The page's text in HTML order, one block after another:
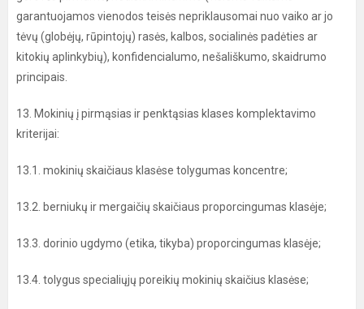
garantuojamos vienodos teisės nepriklausomai nuo vaiko ar jo
tėvų (globėjų, rūpintojų) rasės, kalbos, socialinės padėties ar
kitokių aplinkybių), konfidencialumo, nešališkumo, skaidrumo
principais.
13. Mokinių į pirmąsias ir penktąsias klases komplektavimo
kriterijai:
13.1. mokinių skaičiaus klasėse tolygumas koncentre;
13.2. berniukų ir mergaičių skaičiaus proporcingumas klasėje;
13.3. dorinio ugdymo (etika, tikyba) proporcingumas klasėje;
13.4. tolygus specialiųjų poreikių mokinių skaičius klasėse;